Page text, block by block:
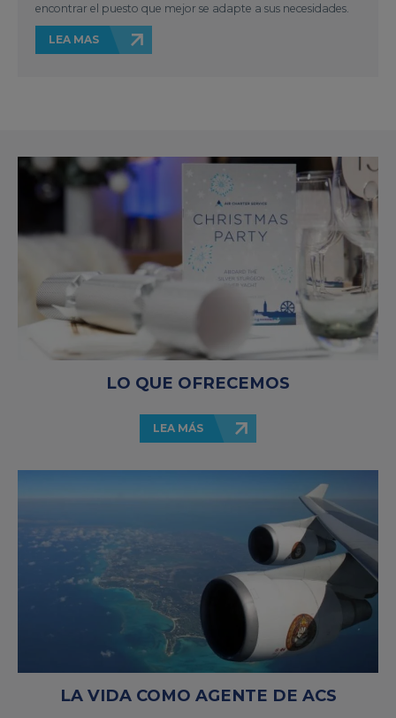
encontrar el puesto que mejor se adapte a sus necesidades.
LEA MAS
LO QUE OFRECEMOS
LEA MÁS
LA VIDA COMO AGENTE DE ACS